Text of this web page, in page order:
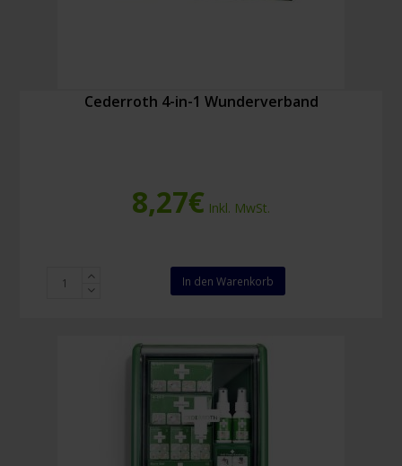
Cederroth 4-in-1 Wunderverband
8,27€ Inkl. MwSt.
Cederroth
Wunderverband
In den Warenkorb